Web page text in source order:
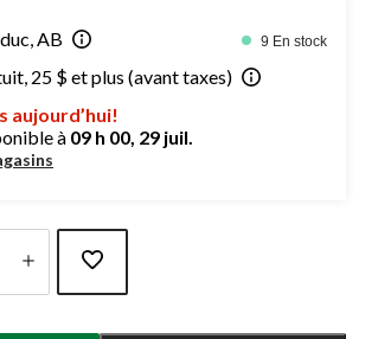
AB 9 En stock
25 $ et plus (avant taxes)
aujourd’hui!
à 09 h 00, 29 juil.